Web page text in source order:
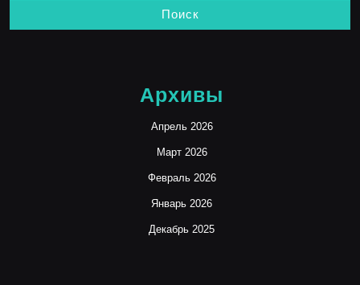
Архивы
Апрель 2026
Март 2026
Февраль 2026
Январь 2026
Декабрь 2025